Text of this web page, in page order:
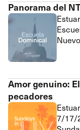
Panorama del
Amor genuino:
pecadores
7/17/